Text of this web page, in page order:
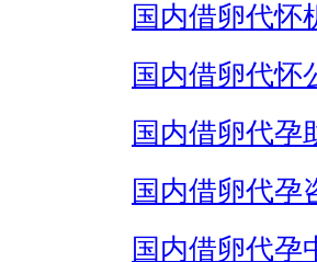
国内借卵代怀
国内借卵代怀
国内借卵代孕
国内借卵代孕
国内借卵代孕